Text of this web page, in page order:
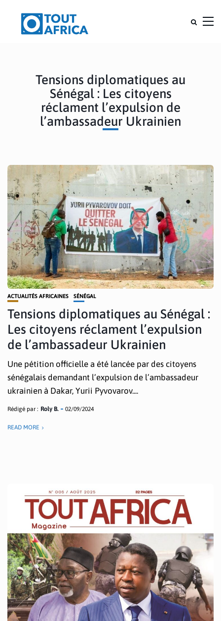
Tensions diplomatiques au
Sénégal : Les citoyens
réclament l’expulsion de
l’ambassadeur Ukrainien
ACTUALITÉS AFRICAINES SÉNÉGAL
Tensions diplomatiques au Sénégal :
Les citoyens réclament l’expulsion
de l’ambassadeur Ukrainien
Une pétition officielle a été lancée par des citoyens
sénégalais demandant l’expulsion de l’ambassadeur
ukrainien à Dakar, Yurii Pyvovarov....
Rédigé par : Roly B. 02/09/2024
READ MORE